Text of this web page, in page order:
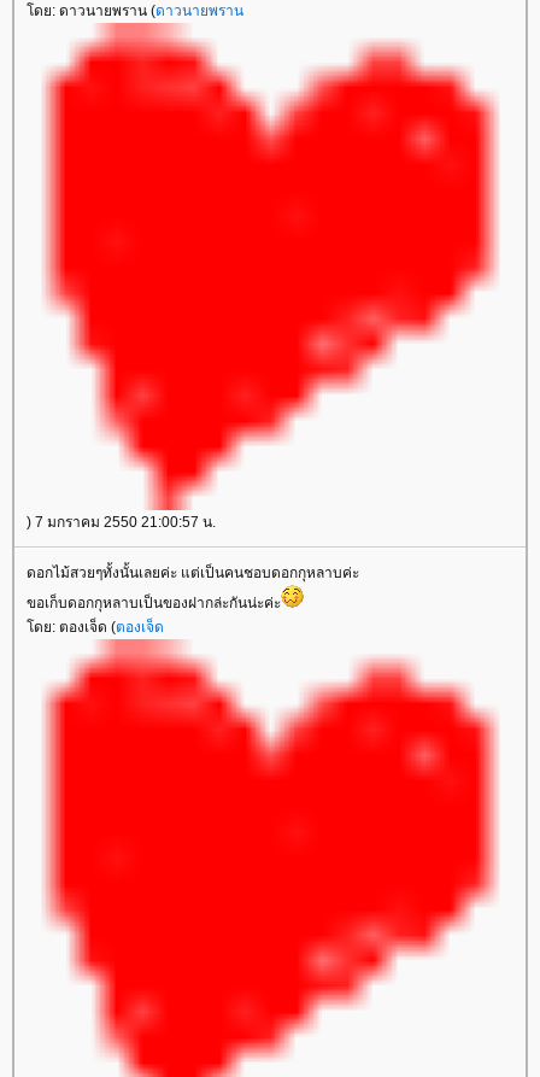
ดย: ดาวนายพราน (ดาวนายพราน
) 7 มกราคม 2550 21:00:57 น.
ดอกไม้สวยๆทั้งนั้นเลยค่ะ แต่เป็นคนชอบดอกกุหลาบค่ะ
ขอเก็บดอกกุหลาบเป็นของฝากล่ะกันน่ะค่ะ
ดย: ตองเจ็ด (ตองเจ็ด